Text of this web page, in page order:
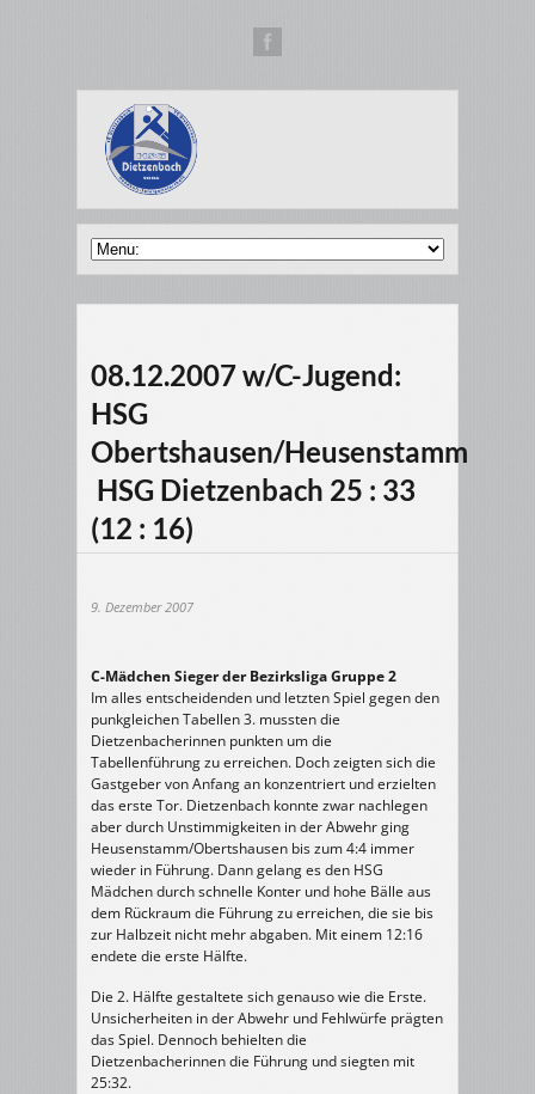
08.12.2007 w/C-Jugend:
HSG
Obertshausen/Heusenstamm
 HSG Dietzenbach 25 : 33
(12 : 16)
9. Dezember 2007
C-Mädchen Sieger der Bezirksliga Gruppe 2
Im alles entscheidenden und letzten Spiel gegen den
punkgleichen Tabellen 3. mussten die
Dietzenbacherinnen punkten um die
Tabellenführung zu erreichen. Doch zeigten sich die
Gastgeber von Anfang an konzentriert und erzielten
das erste Tor. Dietzenbach konnte zwar nachlegen
aber durch Unstimmigkeiten in der Abwehr ging
Heusenstamm/Obertshausen bis zum 4:4 immer
wieder in Führung. Dann gelang es den HSG
Mädchen durch schnelle Konter und hohe Bälle aus
dem Rückraum die Führung zu erreichen, die sie bis
zur Halbzeit nicht mehr abgaben. Mit einem 12:16
endete die erste Hälfte.
Die 2. Hälfte gestaltete sich genauso wie die Erste.
Unsicherheiten in der Abwehr und Fehlwürfe prägten
das Spiel. Dennoch behielten die
Dietzenbacherinnen die Führung und siegten mit
25:32.